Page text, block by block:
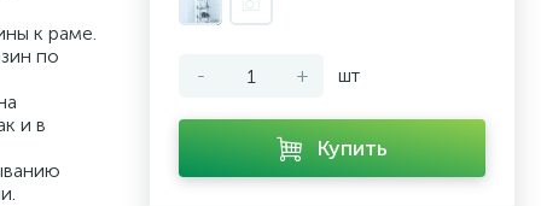
к раме.
по
и в
- + шт
Купить